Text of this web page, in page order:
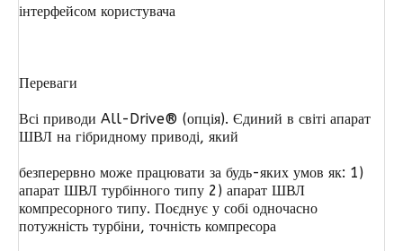
інтерфейсом користувача
Переваги
Всі приводи All-Drive® (опція). Єдиний в світі апарат
ШВЛ на гібридному приводі, який
безперервно може працювати за будь-яких умов як: 1)
апарат ШВЛ турбінного типу 2) апарат ШВЛ
компресорного типу. Поєднує у собі одночасно
потужність турбіни, точність компресора